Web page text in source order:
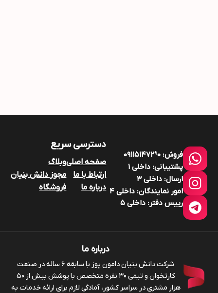
فروش: ۰۹۱۱۵۱۴۷۲9۰
پشتیبانی: داخلی ۱
ارسال: داخلی ۳
امور نمایندگان: داخلی ۴
رییس دفتر: داخلی ۵
دسترسی سریع
صفحه اصلی
ارتباط با ما
درباره ما
وبلاگ
مجوز دانش بنیان
فروشگاه
درباره ما
شرکت دانش بنیان دامون پوز با سابقه ۶ ساله در صنعت
کارتخوان و تیمی ۳۰ نفره متخصص با پوشش بیش از ۵۰
هزار مشتری در سراسر کشور، آمادگی لازم برای ارائه خدمات به